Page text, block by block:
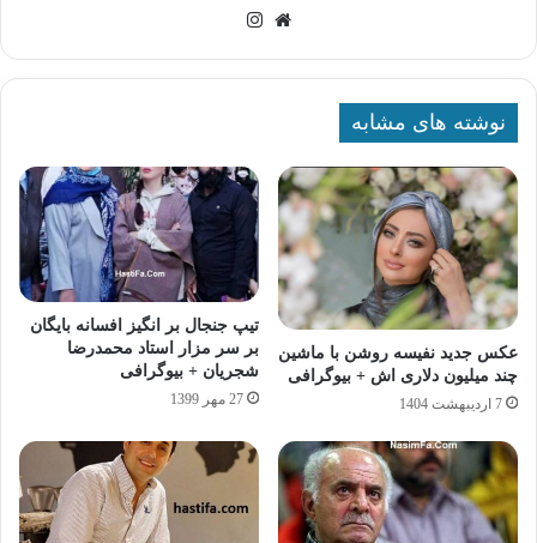
وبسایت
نوشته های مشابه
عکس جدید نفیسه روشن با ماشین
چند میلیون دلاری اش + بیوگرافی
7 اردیبهشت 1404
تیپ جنجال بر انگیز افسانه بایگان
بر سر مزار استاد محمدرضا
شجریان + بیوگرافی
27 مهر 1399